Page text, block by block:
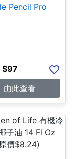
Pencil Pro
$97
由此查看